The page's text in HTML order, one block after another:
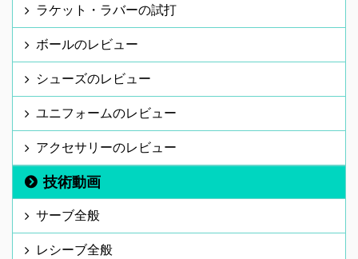
ラケット・ラバーの試打
ボールのレビュー
シューズのレビュー
ユニフォームのレビュー
アクセサリーのレビュー
技術動画
サーブ全般
レシーブ全般